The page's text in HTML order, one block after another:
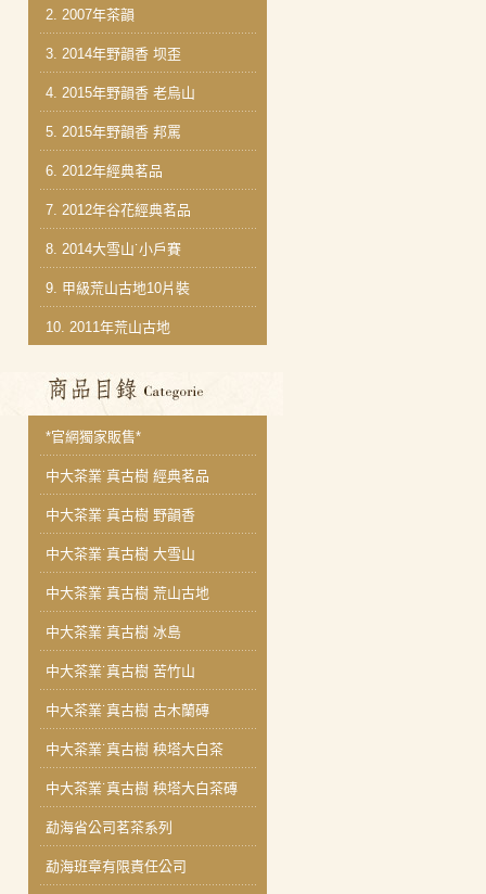
2. 2007年茶韻
3. 2014年野韻香 坝歪
4. 2015年野韻香 老烏山
5. 2015年野韻香 邦罵
6. 2012年經典茗品
7. 2012年谷花經典茗品
8. 2014大雪山˙小戶賽
9. 甲級荒山古地10片裝
10. 2011年荒山古地
商品分類目錄
*官網獨家販售*
中大茶業˙真古樹 經典茗品
中大茶業˙真古樹 野韻香
中大茶業˙真古樹 大雪山
中大茶業˙真古樹 荒山古地
中大茶業˙真古樹 冰島
中大茶業˙真古樹 苦竹山
中大茶業˙真古樹 古木蘭磚
中大茶業˙真古樹 秧塔大白茶
中大茶業˙真古樹 秧塔大白茶磚
勐海省公司茗茶系列
勐海班章有限責任公司